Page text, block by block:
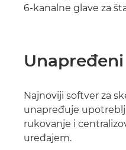
6-kanalne glave za
Najnoviji softver za
unapređuje
rukovanje i
uređajem.